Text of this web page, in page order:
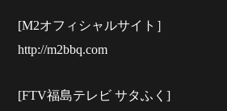
[M2オフィシャルサイト］
http://m2bbq.com
[FTV福島テレビ サタふく]